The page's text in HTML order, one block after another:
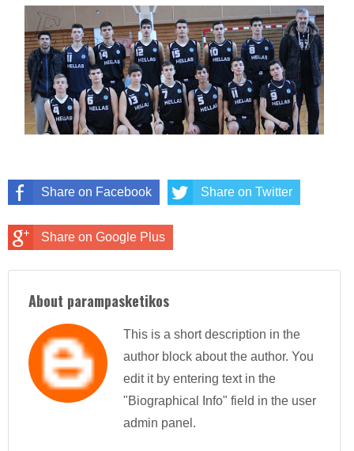
Share on Facebook Share on Twitter
Share on Google Plus
About parampasketikos
This is a short description in the
author block about the author. You
edit it by entering text in the
"Biographical Info" field in the user
admin panel.